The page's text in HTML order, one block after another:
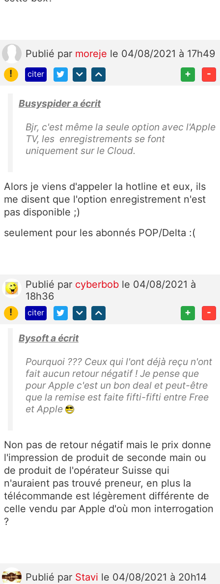
Publié par moreje le 04/08/2021 à 17h49
!
citer + -
Busyspider a écrit
Bjr, c'est même la seule option avec l'Apple
TV, les enregistrements se font
uniquement sur le Cloud.
Alors je viens d'appeler la hotline et eux, ils
me disent que l'option enregistrement n'est
pas disponible ;)
seulement pour les abonnés POP/Delta :(
Publié par cyberbob le 04/08/2021 à
18h36
!
citer + -
Bysoft a écrit
Pourquoi ??? Ceux qui l'ont déjà reçu n'ont
fait aucun retour négatif ! Je pense que
pour Apple c'est un bon deal et peut-être
que la remise est faite fifti-fifti entre Free
et Apple
Non pas de retour négatif mais le prix donne
l'impression de produit de seconde main ou
de produit de l'opérateur Suisse qui
n'auraient pas trouvé preneur, en plus la
télécommande est légèrement différente de
celle vendu par Apple d'où mon interrogation
?
Publié par Stavi le 04/08/2021 à 20h14